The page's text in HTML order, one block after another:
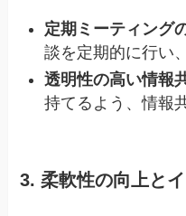
定期ミーティング
談を定期的に行い
透明性の高い情報
持てるよう、情報
3. 柔軟性の向上と